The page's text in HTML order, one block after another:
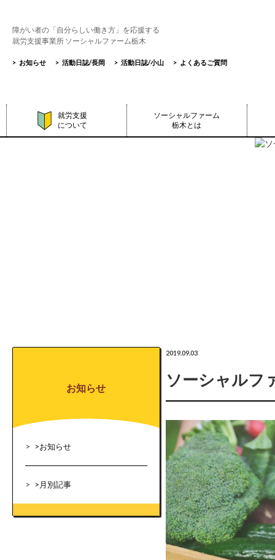
障がい者の「自分らしい働き方」を応援する
就労支援事業所 ソーシャルファーム栃木
> お知らせ > 活動日誌/長岡 > 活動日誌/小山 > よくあるご質問
就労支援
について
ソーシャルファーム
栃木とは
お知らせ
>お知らせ
> 月別記事
2019.09.03
ソーシャルフ